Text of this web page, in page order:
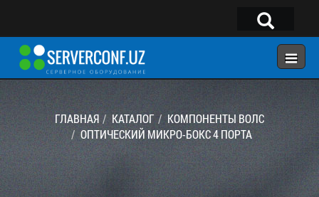
×
ГЛАВНАЯ
КОНФИГУРАТОР
Telegram:@serverconf_uz
Тел: (90) 932-18-00
ГЛАВНАЯ КАТАЛОГ
КОМПОНЕНТЫ ВОЛС
ОПТИЧЕСКИЙ МИКРО-БОКС 4 ПОРТА